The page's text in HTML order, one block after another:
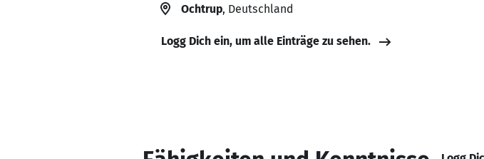
Ochtrup, Deutschland
Logg Dich ein, um alle Einträge zu sehen.